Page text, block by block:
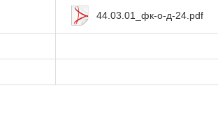
44.03.01_фк-о-д-24.pdf